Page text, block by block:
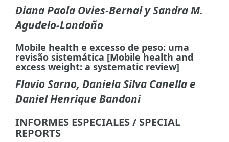
Diana Paola Ovies-Bernal y Sandra M.
Agudelo-Londoño
Mobile health e excesso de peso: uma
revisão sistemática [Mobile health and
excess weight: a systematic review]
Flavio Sarno, Daniela Silva Canella e
Daniel Henrique Bandoni
INFORMES ESPECIALES / SPECIAL
REPORTS